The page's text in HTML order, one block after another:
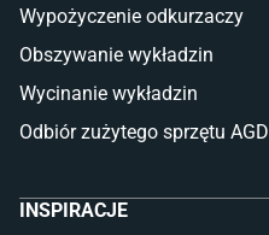
Płytki wielkoformatowe
Glazura
Płytki marmurowe
Wypożyczenie odkurzaczy
Obszywanie wykładzin
Wycinanie wykładzin
Odbiór zużytego sprzętu AGD
INSPIRACJE